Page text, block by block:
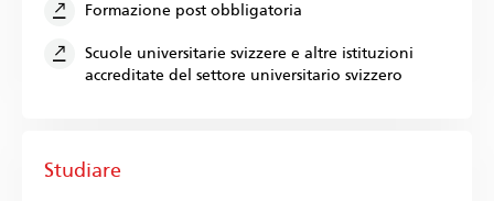
Formazione post obbligatoria
Scuole universitarie svizzere e altre istituzioni
accreditate del settore universitario svizzero
Studiare